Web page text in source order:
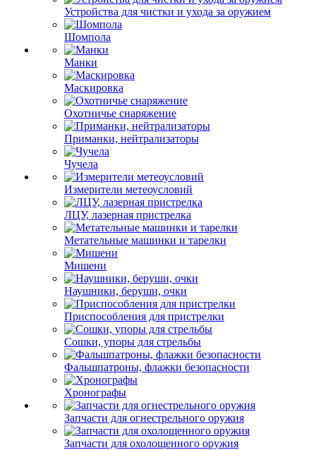
Устройства для чистки и ухода за оружием
Шомпола
Манки
Маскировка
Охотничье снаряжение
Приманки, нейтрализаторы
Чучела
Измерители метеоусловий
ЛЦУ, лазерная пристрелка
Метательные машинки и тарелки
Мишени
Наушники, беруши, очки
Приспособления для пристрелки
Сошки, упоры для стрельбы
Фальшпатроны, флажки безопасности
Хронографы
Запчасти для огнестрельного оружия
Запчасти для охолощенного оружия